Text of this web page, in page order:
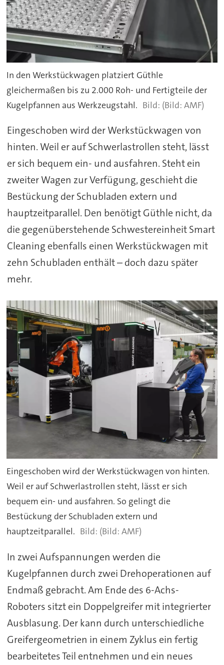
In den Werkstückwagen platziert Güthle
gleichermaßen bis zu 2.000 Roh- und Fertigteile der
Kugelpfannen aus Werkzeugstahl.
(Bild: AMF)
Eingeschoben wird der Werkstückwagen von
hinten. Weil er auf Schwerlastrollen steht, lässt
er sich bequem ein- und ausfahren. Steht ein
zweiter Wagen zur Verfügung, geschieht die
Bestückung der Schubladen extern und
hauptzeitparallel. Den benötigt Güthle nicht, da
die gegenüberstehende Schwestereinheit Smart
Cleaning ebenfalls einen Werkstückwagen mit
zehn Schubladen enthält – doch dazu später
mehr.
Eingeschoben wird der Werkstückwagen von hinten.
Weil er auf Schwerlastrollen steht, lässt er sich
bequem ein- und ausfahren. So gelingt die
Bestückung der Schubladen extern und
hauptzeitparallel.
(Bild: AMF)
In zwei Aufspannungen werden die
Kugelpfannen durch zwei Drehoperationen auf
Endmaß gebracht. Am Ende des 6-Achs-
Roboters sitzt ein Doppelgreifer mit integrierter
Ausblasung. Der kann durch unterschiedliche
Greifergeometrien in einem Zyklus ein fertig
bearbeitetes Teil entnehmen und ein neues